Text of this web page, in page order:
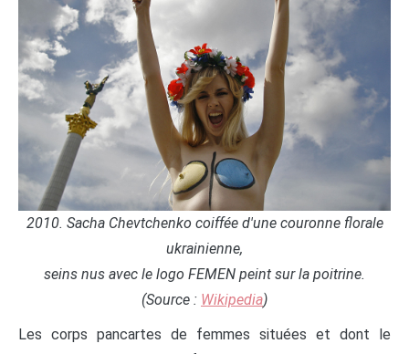
2010. Sacha Chevtchenko coiffée d'une couronne florale
ukrainienne,
seins nus avec le logo FEMEN peint sur la poitrine.
(Source : Wikipedia)
Les corps pancartes de femmes situées et dont le